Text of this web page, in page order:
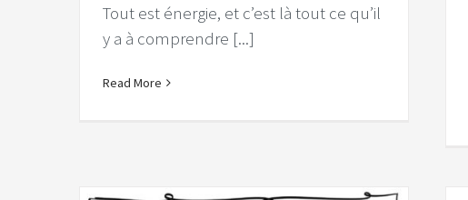
Tout est énergie, et c’est là tout ce qu’il
y a à comprendre [...]
Read More